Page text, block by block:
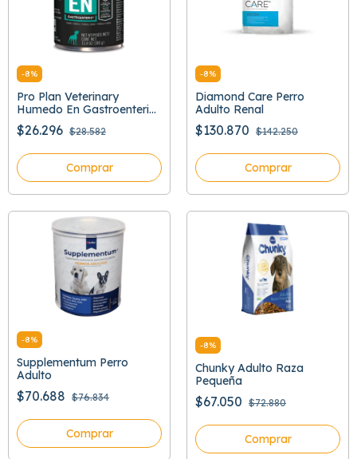
-8%
Pro Plan Veterinary
Humedo En Gastroenteric
379 Gr
$26.296 $28.582
Comprar
-8%
Diamond Care Perro
Adulto Renal
$130.870 $142.250
Comprar
-8%
Supplementum Perro
Adulto
$70.688 $76.834
Comprar
-8%
Chunky Adulto Raza
Pequeña
$67.050 $72.880
Comprar